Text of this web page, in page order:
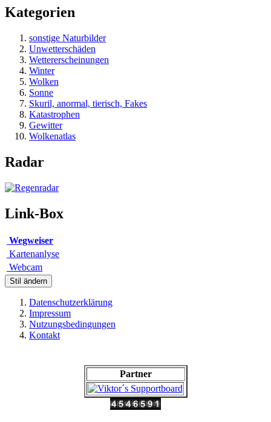
Kategorien
sonstige Naturbilder
Unwetterschäden
Wettererscheinungen
Winter
Wolken
Sonne
Skuril, anormal, tierisch, Fakes
Katastrophen
Gewitter
Wolkenatlas
Radar
Link-Box
Wegweiser
Kartenanlyse
Webcam
Stil ändern
Datenschutzerklärung
Impressum
Nutzungsbedingungen
Kontakt
Partner